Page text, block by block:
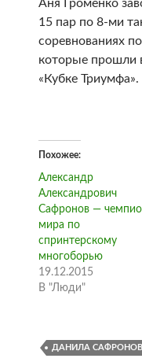
Аня Громенко
15 пар по 8-ми
соревнованиях
которые прошли
«Кубке Триумфа».
Похожее
Александр
Александрович
Сафронов —
мира по
спринтерскому
многоборью
19.12.2015
В "Люди"
ДАНИЛА САФРОНОВ